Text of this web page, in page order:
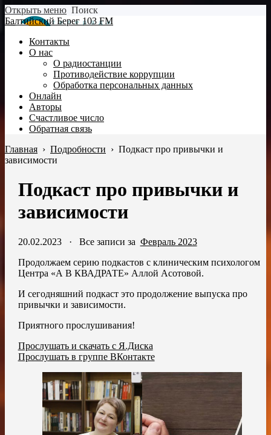
Открыть меню Поиск
Балтийский Берег 103 FM
Контакты
О нас
О радиостанции
Противодействие коррупции
Обработка персональных данных
Онлайн
Авторы
Счастливое число
Обратная связь
Главная › Подробности › Подкаст про привычки и
зависимости
Подкаст про привычки и
зависимости
20.02.2023· Все записи за Февраль 2023
Продолжаем серию подкастов с клиническим психологом
Центра «А В КВАДРАТЕ» Аллой Асотовой.
И сегодняшний подкаст это продолжение выпуска про
привычки и зависимости.
Приятного прослушивания!
Прослушать и скачать с Я.Диска
Прослушать в группе ВКонтакте